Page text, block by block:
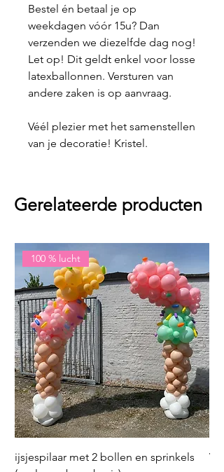
Bestel én betaal je op
weekdagen vóór 15u? Dan
verzenden we diezelfde dag nog!
Let op! Dit geldt enkel voor losse
latexballonnen. Versturen van
andere zaken is op aanvraag.
Véél plezier met het samenstellen
van je decoratie! Kristel.
Gerelateerde producten
100 % lucht
ijsjespilaar met 2 bollen en sprinkels